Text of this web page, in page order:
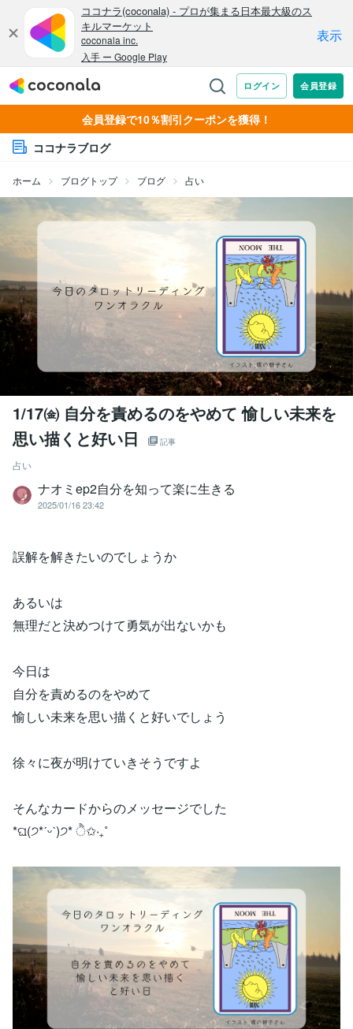
会員登録で10％割引クーポンを獲得！
ココナラブログ
ホーム ブログトップ ブログ 占い
1/17㈮ 自分を責めるのをやめて 愉しい未来を
思い描くと好い日
記事
占い
ナオミep2自分を知って楽に生きる
2025/01/16 23:42
誤解を解きたいのでしょうか
あるいは
無理だと決めつけて勇気が出ないかも
今日は
自分を責めるのをやめて
愉しい未来を思い描くと好いでしょう
徐々に夜が明けていきそうですよ
そんなカードからのメッセージでした
*ଘ(੭*ˊᵕˋ)੭* ੈ✩‧₊˚